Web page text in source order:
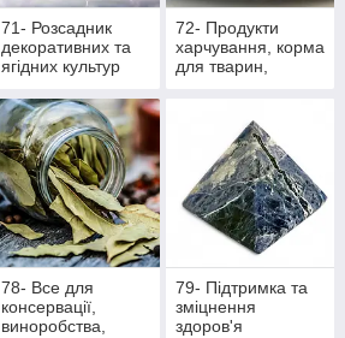
71- Розсадник
декоративних та
ягідних культур
72- Продукти
харчування, корма
для тварин,
78- Все для
консервації,
виноробства,
79- Підтримка та
зміцнення
здоров'я